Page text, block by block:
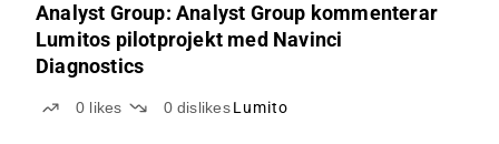
Analyst Group: Analyst Group kommenterar
Lumitos pilotprojekt med Navinci
Diagnostics
0 likes 0 dislikes Lumito